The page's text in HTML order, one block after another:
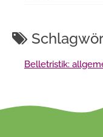
Belletristik: